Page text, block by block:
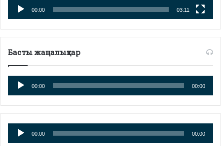
00:00 03:11
Басты жаңалықтар
Аудиоплеер
00:00 00:00
Аудиоплеер
00:00 00:00